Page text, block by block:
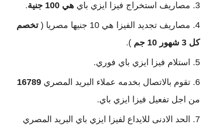
مصاريف استخراج فيزا ايزي باي هي 100 جنية .
مصاريف تجديد الفيزا هي 10 جنيها مصريا (
كل 3 شهور 10 جم
).
استلام فيزا ايزي باي فوري.
تقوم بالاتصال بخدمه عملاء البريد المصري 16789
من اجل تفعيل فيزا ايزي باي.